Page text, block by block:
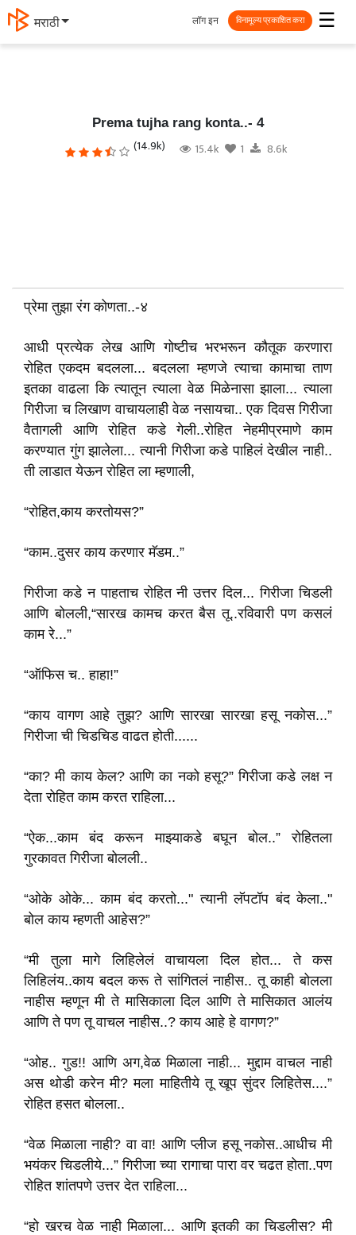
मराठी ☰
लॉग इन विनामूल्य प्रकाशित करा
Prema tujha rang konta..- 4
(14.9k) 15.4k 1 8.6k
प्रेमा तुझा रंग कोणता..-४
आधी प्रत्येक लेख आणि गोष्टीच भरभरून कौतूक करणारा
रोहित एकदम बदलला... बदलला म्हणजे त्याचा कामाचा ताण
इतका वाढला कि त्यातून त्याला वेळ मिळेनासा झाला... त्याला
गिरीजा च लिखाण वाचायलाही वेळ नसायचा.. एक दिवस गिरीजा
वैतागली आणि रोहित कडे गेली..रोहित नेहमीप्रमाणे काम
करण्यात गुंग झालेला... त्यानी गिरीजा कडे पाहिलं देखील नाही..
ती लाडात येऊन रोहित ला म्हणाली,
“रोहित,काय करतोयस?”
“काम..दुसर काय करणार मॅडम..”
गिरीजा कडे न पाहताच रोहित नी उत्तर दिल... गिरीजा चिडली
आणि बोलली,“सारख कामच करत बैस तू..रविवारी पण कसलं
काम रे...”
“ऑफिस च.. हाहा!”
“काय वागण आहे तुझ? आणि सारखा सारखा हसू नकोस...”
गिरीजा ची चिडचिड वाढत होती......
“का? मी काय केल? आणि का नको हसू?” गिरीजा कडे लक्ष न
देता रोहित काम करत राहिला...
“ऐक...काम बंद करून माझ्याकडे बघून बोल..” रोहितला
गुरकावत गिरीजा बोलली..
“ओके ओके... काम बंद करतो..." त्यानी लॅपटॉप बंद केला.."
बोल काय म्हणती आहेस?”
“मी तुला मागे लिहिलेलं वाचायला दिल होत... ते कस
लिहिलंय..काय बदल करू ते सांगितलं नाहीस.. तू काही बोलला
नाहीस म्हणून मी ते मासिकाला दिल आणि ते मासिकात आलंय
आणि ते पण तू वाचल नाहीस..? काय आहे हे वागण?”
“ओह.. गुड!! आणि अग,वेळ मिळाला नाही... मुद्दाम वाचल नाही
अस थोडी करेन मी? मला माहितीये तू खूप सुंदर लिहितेस....”
रोहित हसत बोलला..
“वेळ मिळाला नाही? वा वा! आणि प्लीज हसू नकोस..आधीच मी
भयंकर चिडलीये...” गिरीजा च्या रागाचा पारा वर चढत होता..पण
रोहित शांतपणे उत्तर देत राहिला...
“हो खरच वेळ नाही मिळाला... आणि इतकी का चिडलीस? मी